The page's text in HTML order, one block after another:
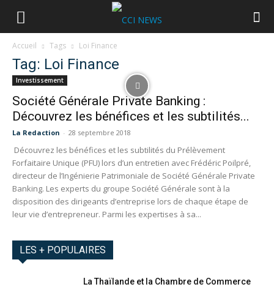
Accueil Tags Loi Finance
Tag: Loi Finance
Investissement
Société Générale Private Banking :
Découvrez les bénéfices et les subtilités...
La Redaction - 28 septembre 2018
Découvrez les bénéfices et les subtilités du Prélèvement
Forfaitaire Unique (PFU) lors d’un entretien avec Frédéric Poilpré,
directeur de l’Ingénierie Patrimoniale de Société Générale Private
Banking. Les experts du groupe Société Générale sont à la
disposition des dirigeants d’entreprise lors de chaque étape de
leur vie d’entrepreneur. Parmi les expertises à sa...
LES + POPULAIRES
La Thaïlande et la Chambre de Commerce